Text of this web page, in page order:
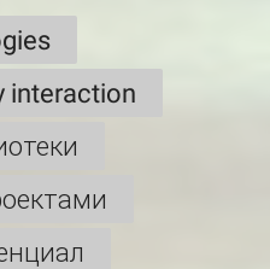
interaction